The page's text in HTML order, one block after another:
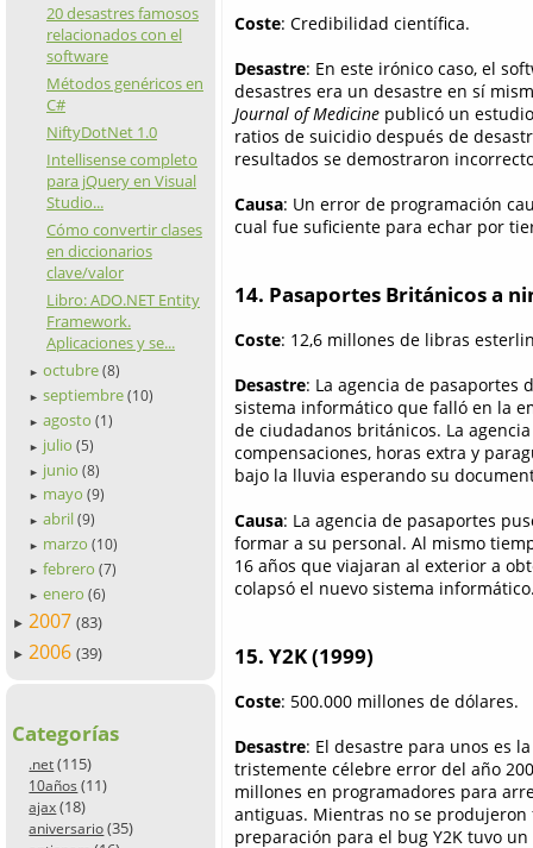
20 desastres famosos
relacionados con el
software
Métodos genéricos en
C#
NiftyDotNet 1.0
Intellisense completo
para jQuery en Visual
Studio...
Cómo convertir clases
en diccionarios
clave/valor
Libro: ADO.NET Entity
Framework.
Aplicaciones y se...
► octubre (8)
► septiembre (10)
► agosto (1)
► julio (5)
► junio (8)
► mayo (9)
► abril (9)
► marzo (10)
► febrero (7)
► enero (6)
► 2007 (83)
► 2006 (39)
Categorías
.net (115)
10años (11)
ajax (18)
aniversario (35)
Coste: Credibilidad científica.
Desastre: En este irónico caso, el
desastres era un desastre en sí
Journal of Medicine publicó un
ratios de suicidio después de
resultados se demostraron
Causa: Un error de programación
cual fue suficiente para echar por
14. Pasaportes Británicos a
Coste: 12,6 millones de libras
Desastre: La agencia de pasaportes
sistema informático que falló en la
de ciudadanos británicos. La
compensaciones, horas extra y
bajo la lluvia esperando su
Causa: La agencia de pasaportes
formar a su personal. Al mismo
16 años que viajaran al exterior a
colapsó el nuevo sistema
15. Y2K (1999)
Coste: 500.000 millones de dólares.
Desastre: El desastre para unos es
tristemente célebre error del año
millones en programadores para
antiguas. Mientras no se
preparación para el bug Y2K tuvo